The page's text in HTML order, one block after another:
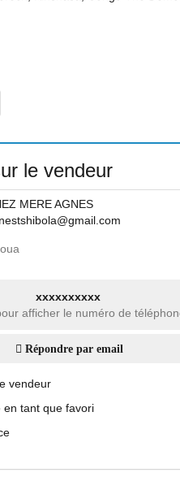
le vendeur
MERE AGNES
xxxxxxxxxx
afficher le numéro de
Répondre par email
vendeur
en tant que favori